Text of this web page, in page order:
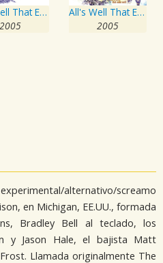
All's Well That Ends Well
2005
All's Well That Ends Well
2005
alternativo/screamo
en Michigan, EE.UU., formada
Bradley Bell al teclado, los
y Jason Hale, el bajista Matt
Llamada originalmente The